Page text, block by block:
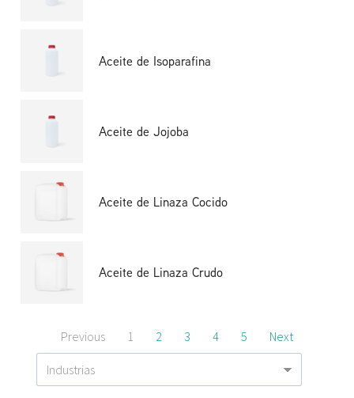
Aceite de Isoparafina
Aceite de Jojoba
Aceite de Linaza Cocido
Aceite de Linaza Crudo
Previous 1 2 3 4 5 Next